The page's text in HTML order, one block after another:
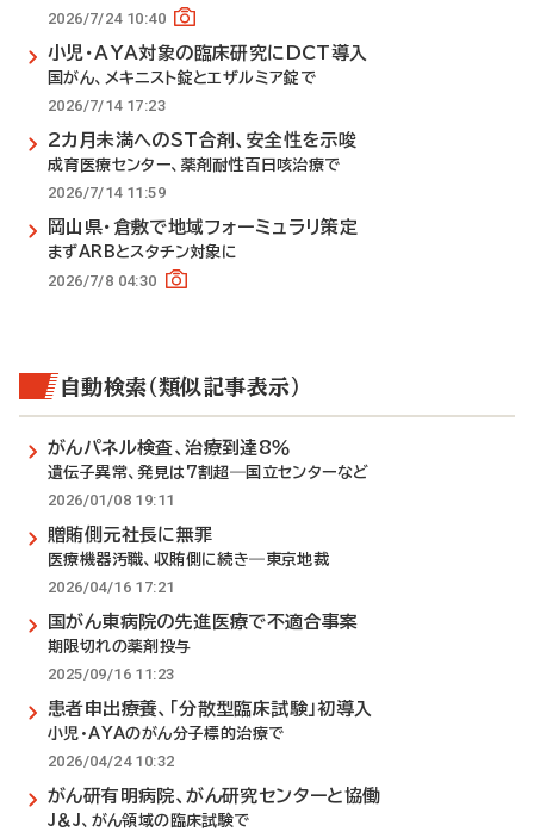
2026/7/24 10:40
小児・AYA対象の臨床研究にDCT導入
国がん、メキニスト錠とエザルミア錠で
2026/7/14 17:23
2カ月未満へのST合剤、安全性を示唆
成育医療センター、薬剤耐性百日咳治療で
2026/7/14 11:59
岡山県・倉敷で地域フォーミュラリ策定
まずARBとスタチン対象に
2026/7/8 04:30
自動検索（類似記事表示）
がんパネル検査、治療到達8％
遺伝子異常、発見は7割超―国立センターなど
2026/01/08 19:11
贈賄側元社長に無罪
医療機器汚職、収賄側に続き―東京地裁
2026/04/16 17:21
国がん東病院の先進医療で不適合事案
期限切れの薬剤投与
2025/09/16 11:23
患者申出療養、「分散型臨床試験」初導入
小児・AYAのがん分子標的治療で
2026/04/24 10:32
がん研有明病院、がん研究センターと協働
J＆J、がん領域の臨床試験で